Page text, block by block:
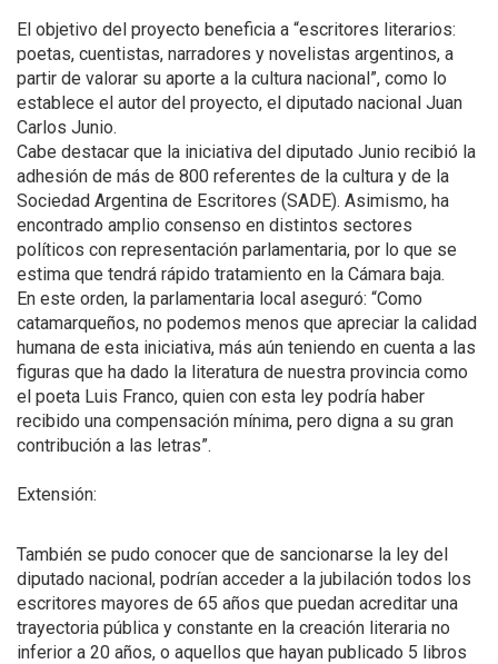
El objetivo del proyecto beneficia a “escritores literarios:
poetas, cuentistas, narradores y novelistas argentinos, a
partir de valorar su aporte a la cultura nacional”, como lo
establece el autor del proyecto, el diputado nacional Juan
Carlos Junio.
Cabe destacar que la iniciativa del diputado Junio recibió la
adhesión de más de 800 referentes de la cultura y de la
Sociedad Argentina de Escritores (SADE). Asimismo, ha
encontrado amplio consenso en distintos sectores
políticos con representación parlamentaria, por lo que se
estima que tendrá rápido tratamiento en la Cámara baja.
En este orden, la parlamentaria local aseguró: “Como
catamarqueños, no podemos menos que apreciar la calidad
humana de esta iniciativa, más aún teniendo en cuenta a las
figuras que ha dado la literatura de nuestra provincia como
el poeta Luis Franco, quien con esta ley podría haber
recibido una compensación mínima, pero digna a su gran
contribución a las letras”.
Extensión:
También se pudo conocer que de sancionarse la ley del
diputado nacional, podrían acceder a la jubilación todos los
escritores mayores de 65 años que puedan acreditar una
trayectoria pública y constante en la creación literaria no
inferior a 20 años, o aquellos que hayan publicado 5 libros